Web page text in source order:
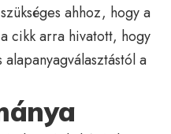
ahhoz, hogy a
cikk arra hivatott, hogy
a